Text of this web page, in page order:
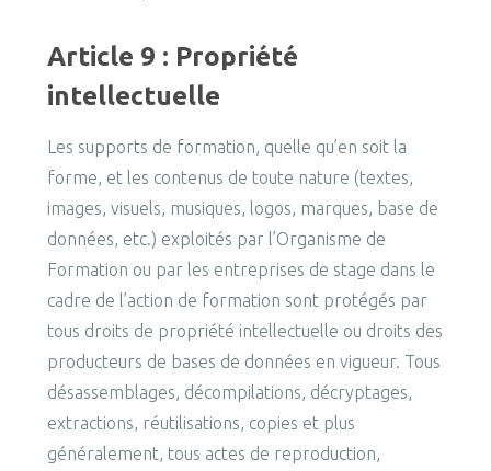
Article 9 : Propriété
intellectuelle
Les supports de formation, quelle qu’en soit la
forme, et les contenus de toute nature (textes,
images, visuels, musiques, logos, marques, base de
données, etc.) exploités par l’Organisme de
Formation ou par les entreprises de stage dans le
cadre de l’action de formation sont protégés par
tous droits de propriété intellectuelle ou droits des
producteurs de bases de données en vigueur. Tous
désassemblages, décompilations, décryptages,
extractions, réutilisations, copies et plus
généralement, tous actes de reproduction,